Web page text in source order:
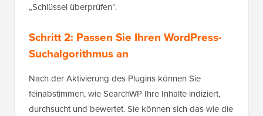
„Schlüssel überprüfen“.
Schritt 2: Passen Sie Ihren WordPress-
Suchalgorithmus an
Nach der Aktivierung des Plugins können Sie
feinabstimmen, wie SearchWP Ihre Inhalte indiziert,
durchsucht und bewertet. Sie können sich das wie die